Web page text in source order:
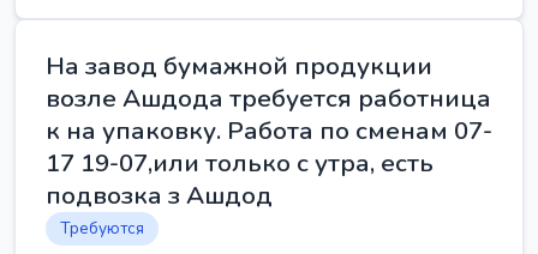
На завод бумажной продукции
возле Ашдода требуется работница
к на упаковку. Работа по сменам 07-
17 19-07,или только с утра, есть
подвозка з Ашдод
Требуются